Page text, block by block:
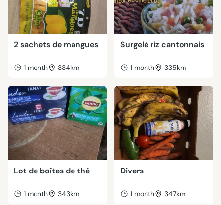
2 sachets de mangues
1 month 334km
Surgelé riz cantonnais
1 month 335km
Lot de boîtes de thé
1 month 343km
Divers
1 month 347km